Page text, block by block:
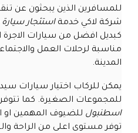
للمسافرين الذين يبحثون عن
شركة لاكي خدمةاستئجار
كبديل افضل من سيارات الاجرة
مناسبة لرحلات العمل
المدينة.
يمكن للركاب اختيار سيارات
للمجموعات الصغيرة. كما
اسطنبول للضيوف المهمين او
توفر مستوى اعلى من الراحة